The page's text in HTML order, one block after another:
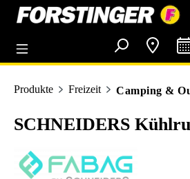
springen
Produkte Freizeit Camping &
SCHNEIDERS